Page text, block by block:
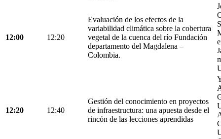
12:00 12:20
Evaluación de los efectos de la
variabilidad climática sobre la cobertura
vegetal de la cuenca del río Fundación
departamento del Magdalena –
Colombia.
12:20 12:40
Gestión del conocimiento en proyectos
de infraestructura: una apuesta desde el
rincón de las lecciones aprendidas